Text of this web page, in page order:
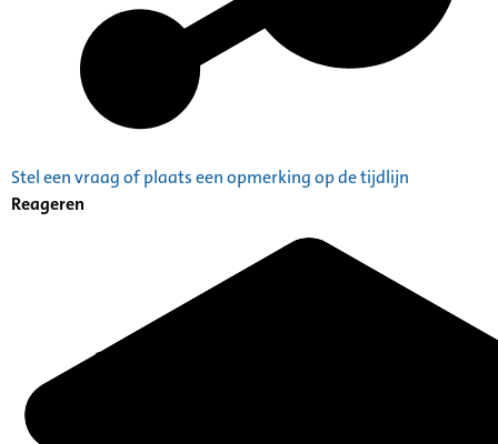
Stel een vraag of plaats een opmerking op de tijdlijn
Reageren